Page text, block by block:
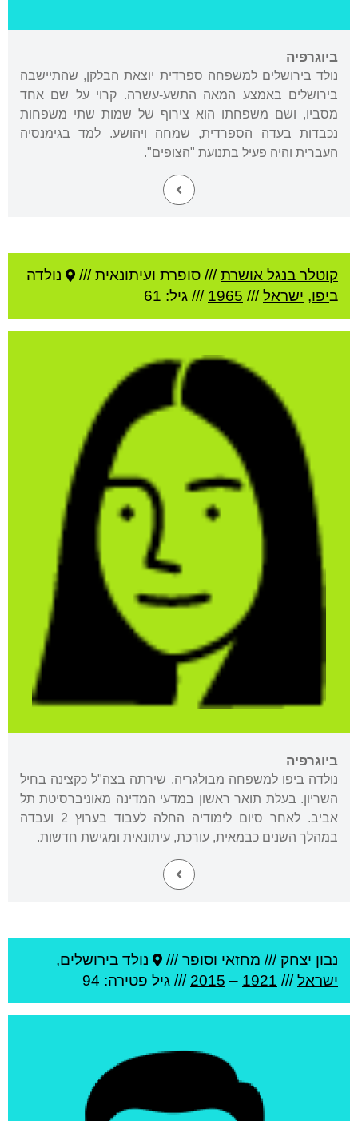
ביוגרפיה
נולד בירושלים למשפחה ספרדית יוצאת הבלקן, שהתיישבה
בירושלים באמצע המאה התשע-עשרה. קרוי על שם אחד
מסביו, ושם משפחתו הוא צירוף של שמות שתי משפחות
נכבדות בעדה הספרדית, שמחה ויהושע. למד בגימנסיה
העברית והיה פעיל בתנועת "הצופים".
קוטלר בנגל אושרת/// סופרת ועיתונאית ///
נולדה
ביפו, ישראל///
1965 /// גיל: 61
ביוגרפיה
נולדה ביפו למשפחה מבולגריה. שירתה בצה"ל כקצינה בחיל
השריון. בעלת תואר ראשון במדעי המדינה מאוניברסיטת תל
אביב. לאחר סיום לימודיה החלה לעבוד בערוץ 2 ועבדה
במהלך השנים כבמאית, עורכת, עיתונאית ומגישת חדשות.
נבון יצחק /// מחזאי וסופר /// נולד בירושלים,
ישראל///
1921
–
2015 /// גיל פטירה: 94